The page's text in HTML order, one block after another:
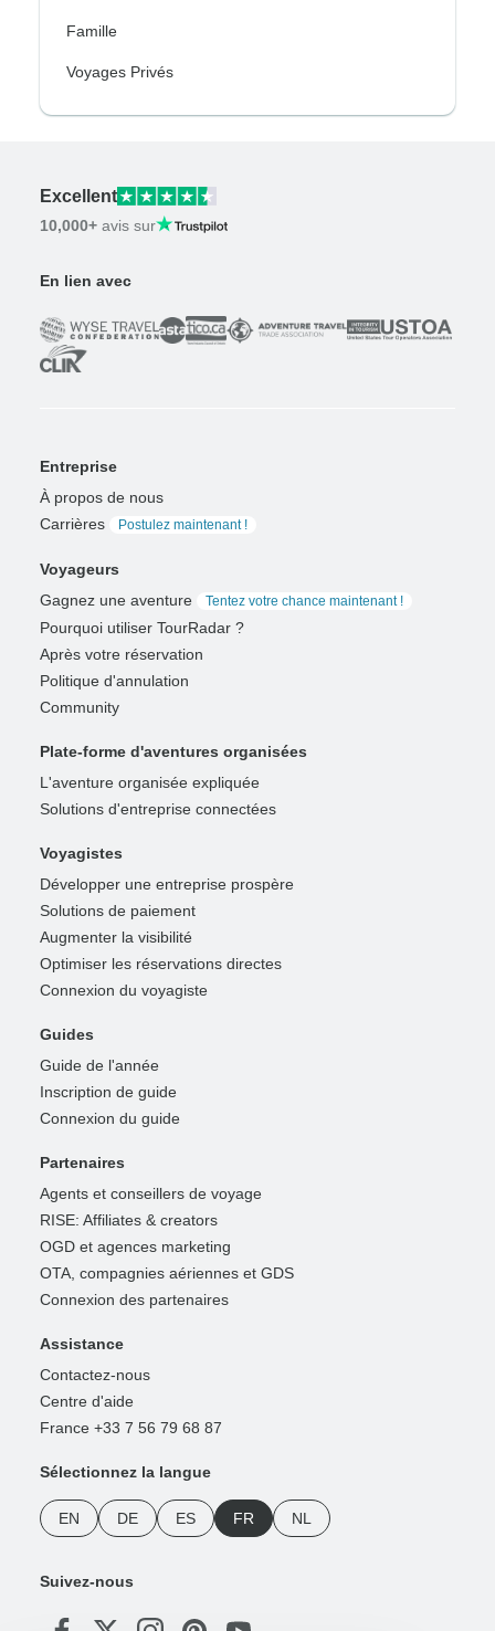
Famille
Voyages Privés
Excellent
10,000+ avis sur
En lien avec
Entreprise
À propos de nous
Carrières
Postulez maintenant !
Voyageurs
Gagnez une aventure
Tentez votre chance maintenant !
Pourquoi utiliser TourRadar ?
Après votre réservation
Politique d'annulation
Community
Plate-forme d'aventures organisées
L'aventure organisée expliquée
Solutions d'entreprise connectées
Voyagistes
Développer une entreprise prospère
Solutions de paiement
Augmenter la visibilité
Optimiser les réservations directes
Connexion du voyagiste
Guides
Guide de l'année
Inscription de guide
Connexion du guide
Partenaires
Agents et conseillers de voyage
RISE: Affiliates & creators
OGD et agences marketing
OTA, compagnies aériennes et GDS
Connexion des partenaires
Assistance
Contactez-nous
Centre d'aide
France +33 7 56 79 68 87
Sélectionnez la langue
EN DE ES FR NL
Suivez-nous